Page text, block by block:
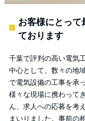
お客様にとっ
ております
千葉で評判の高い電気
中心として、数々の地
で電気設備の工事を承
様々な現場に携わって
ん、求人への応募を考
まいりました。事前の